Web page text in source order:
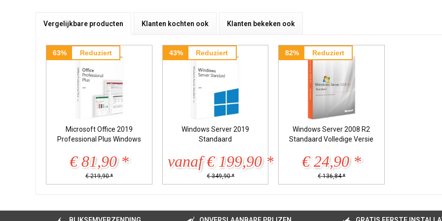
Vergelijkbare producten Klanten kochten ook Klanten bekeken ook
63% Reduziert
Microsoft Office 2019
Professional Plus Windows
€ 81,90 *
€ 219,90 *
43% Reduziert
Windows Server 2019
Standaard
vanaf € 199,90 *
€ 349,90 *
82% Reduziert
Windows Server 2008 R2
Standaard Volledige Versie
€ 24,90 *
€ 136,84 *